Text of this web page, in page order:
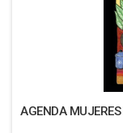
AGENDA